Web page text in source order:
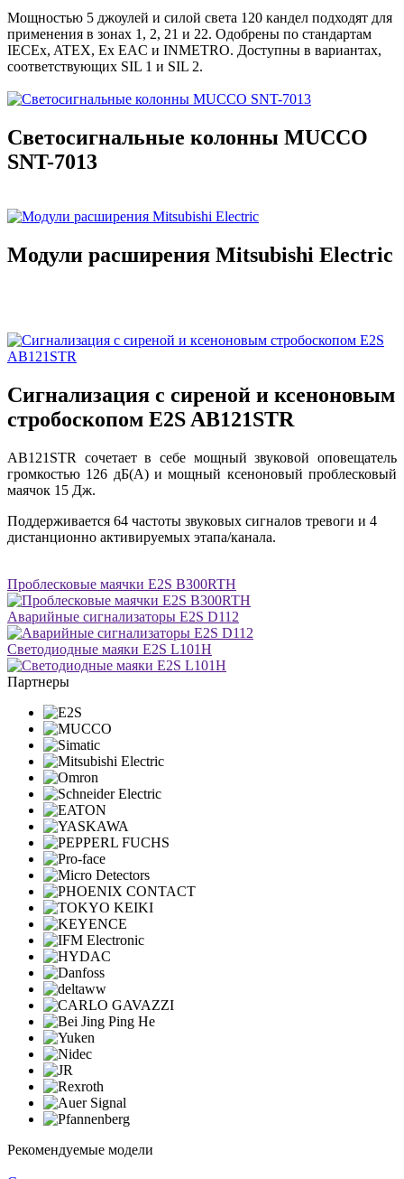
Мощностью 5 джоулей и силой света 120 кандел подходят для
применения в зонах 1, 2, 21 и 22. Одобрены по стандартам
IECEx, ATEX, Ex EAC и INMETRO. Доступны в вариантах,
соответствующих SIL 1 и SIL 2.
Светосигнальные колонны MUCCO
SNT-7013
Модули расширения Mitsubishi Electric
Сигнализация с сиреной и ксеноновым
стробоскопом E2S AB121STR
AB121STR сочетает в себе мощный звуковой оповещатель
громкостью 126 дБ(A) и мощный ксеноновый проблесковый
маячок 15 Дж.
Поддерживается 64 частоты звуковых сигналов тревоги и 4
дистанционно активируемых этапа/канала.
Проблесковые маячки E2S B300RTH
Аварийные сигнализаторы E2S D112
Светодиодные маяки E2S L101H
Партнеры
Рекомендуемые модели